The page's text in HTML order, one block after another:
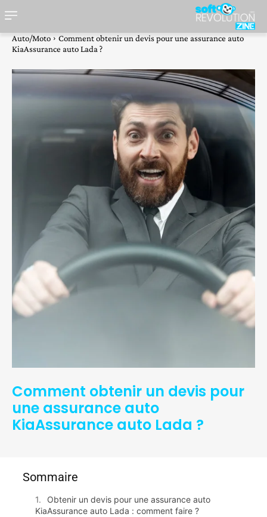
Auto/Moto
Comment obtenir un devis pour une assurance auto
KiaAssurance auto Lada ?
Comment obtenir un devis pour
une assurance auto
KiaAssurance auto Lada ?
Sommaire
Obtenir un devis pour une assurance auto
KiaAssurance auto Lada : comment faire ?